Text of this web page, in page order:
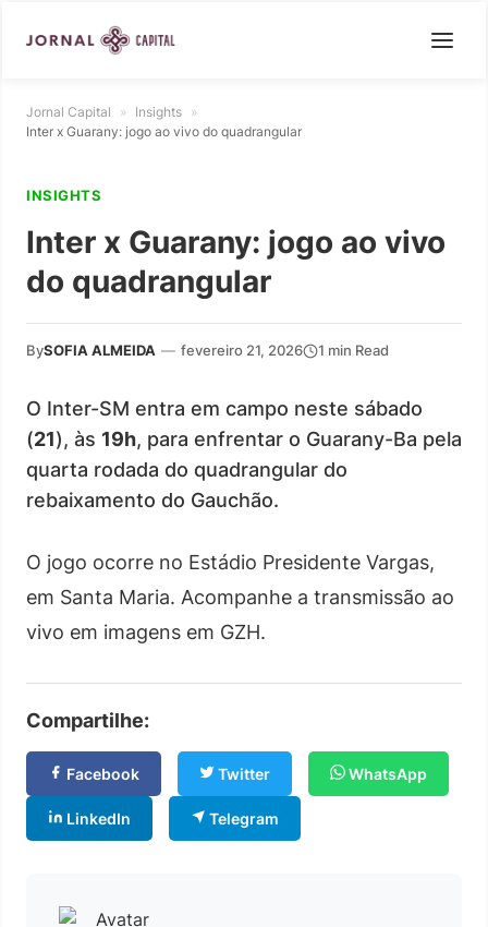
Jornal Capital » Insights »
Inter x Guarany: jogo ao vivo do quadrangular
INSIGHTS
Inter x Guarany: jogo ao vivo
do quadrangular
BySOFIA ALMEIDA — fevereiro 21, 2026 1 min Read
O Inter-SM entra em campo neste sábado
(21), às 19h, para enfrentar o Guarany-Ba pela
quarta rodada do quadrangular do
rebaixamento do Gauchão.
O jogo ocorre no Estádio Presidente Vargas,
em Santa Maria. Acompanhe a transmissão ao
vivo em imagens em GZH.
Compartilhe:
Facebook Twitter WhatsApp
LinkedIn Telegram